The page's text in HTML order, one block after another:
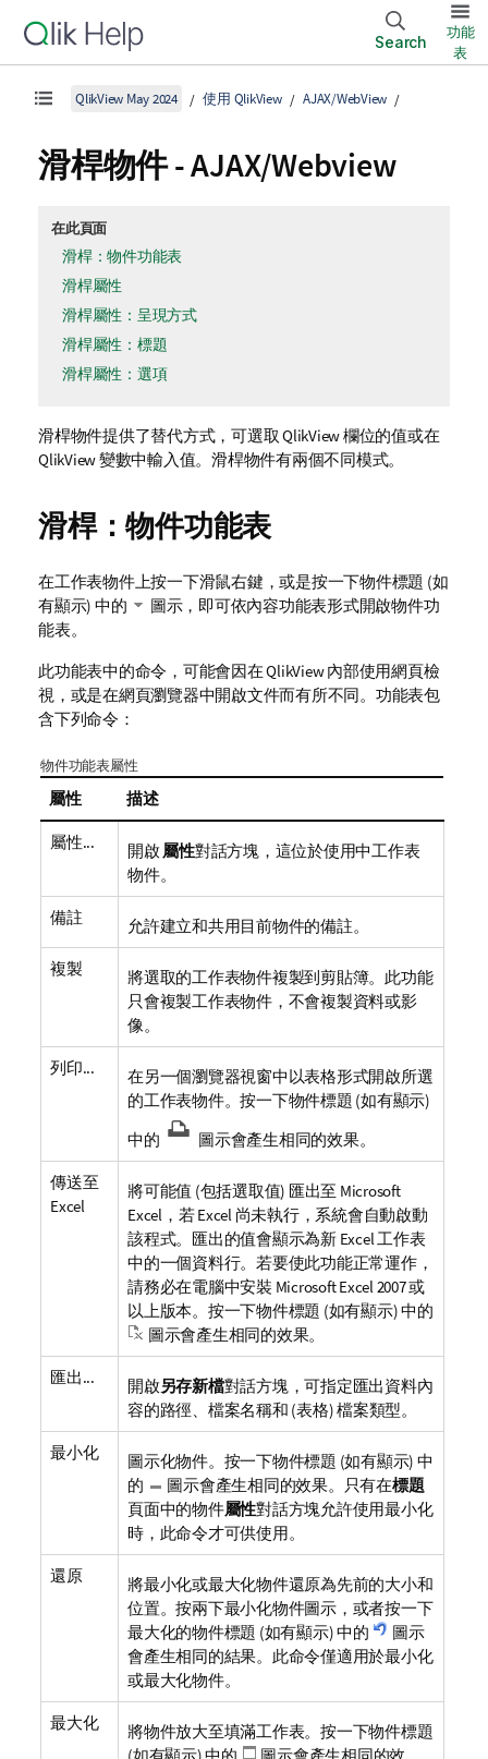
Search
功能
表
QlikView May 2024 使用 QlikView AJAX/WebView
滑桿物件 - AJAX/Webview
在此頁面
滑桿：物件功能表
滑桿屬性
滑桿屬性：呈現方式
滑桿屬性：標題
滑桿屬性：選項
滑桿物件提供了替代方式，可選取 QlikView 欄位的值或在
QlikView 變數中輸入值。滑桿物件有兩個不同模式。
滑桿：物件功能表
在工作表物件上按一下滑鼠右鍵，或是按一下物件標題 (如
有顯示) 中的
圖示，即可依內容功能表形式開啟物件功
能表。
此功能表中的命令，可能會因在 QlikView 內部使用網頁檢
視，或是在網頁瀏覽器中開啟文件而有所不同。功能表包
含下列命令：
物件功能表屬性
屬性 描述
屬性... 開啟屬性對話方塊，這位於使用中工作表
物件。
備註 允許建立和共用目前物件的備註。
複製
將選取的工作表物件複製到剪貼簿。此功能
只會複製工作表物件，不會複製資料或影
像。
列印...
在另一個瀏覽器視窗中以表格形式開啟所選
的工作表物件。按一下物件標題 (如有顯示)
中的
圖示會產生相同的效果。
傳送至
Excel
將可能值 (包括選取值) 匯出至 Microsoft
Excel，若 Excel 尚未執行，系統會自動啟動
該程式。匯出的值會顯示為新 Excel 工作表
中的一個資料行。若要使此功能正常運作，
請務必在電腦中安裝 Microsoft Excel 2007 或
以上版本。按一下物件標題 (如有顯示) 中的
圖示會產生相同的效果。
匯出... 開啟另存新檔對話方塊，可指定匯出資料內
容的路徑、檔案名稱和 (表格) 檔案類型。
最小化
圖示化物件。按一下物件標題 (如有顯示) 中
的
圖示會產生相同的效果。只有在標題
頁面中的物件屬性對話方塊允許使用最小化
時，此命令才可供使用。
還原
將最小化或最大化物件還原為先前的大小和
位置。按兩下最小化物件圖示，或者按一下
最大化的物件標題 (如有顯示) 中的
圖示
會產生相同的結果。此命令僅適用於最小化
或最大化物件。
最大化
將物件放大至填滿工作表。按一下物件標題
(如有顯示) 中的
圖示會產生相同的效